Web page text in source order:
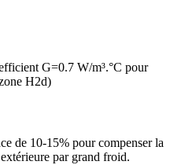
G=0.7 W/m³.°C pour
H2d)
de 10-15% pour compenser la
par grand froid.